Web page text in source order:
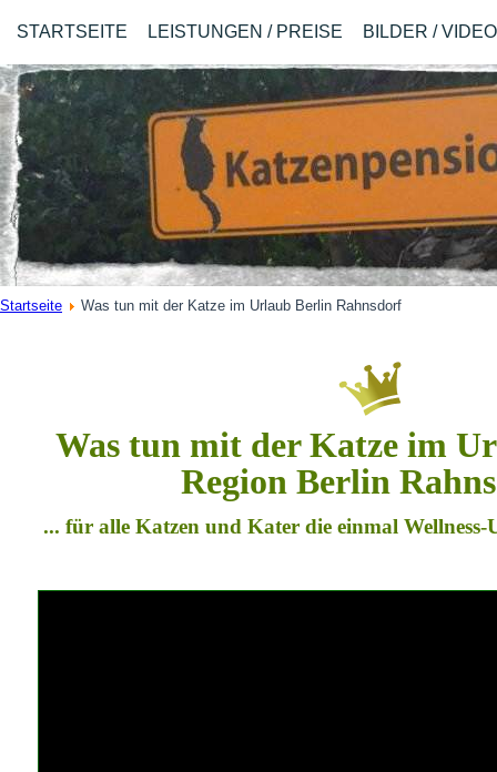
STARTSEITE LEISTUNGEN / PREISE BILDER /
Startseite Was tun mit der Katze im Urlaub Berlin Rahnsdorf
Was tun mit der Katze im
Region Berlin
... für alle Katzen und Kater die einmal